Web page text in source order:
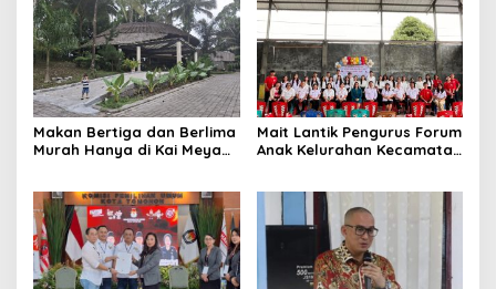
Makan Bertiga dan Berlima
Murah Hanya di Kai Meya
Mait Lantik Pengurus Forum
Anak Kelurahan Kecamatan